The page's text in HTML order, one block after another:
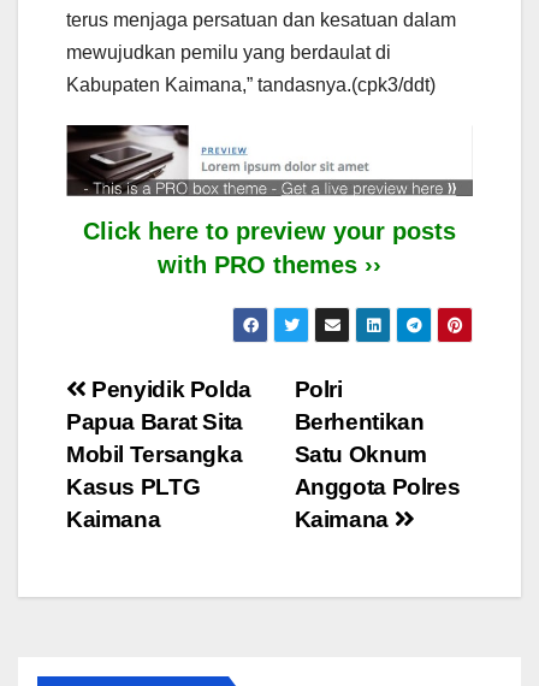
terus menjaga persatuan dan kesatuan dalam
mewujudkan pemilu yang berdaulat di
Kabupaten Kaimana,” tandasnya.(cpk3/ddt)
Click here to preview your posts
with PRO themes ››
Post
navigation
Polri
Berhentikan
Satu Oknum
Anggota Polres
Kaimana
Penyidik Polda
Papua Barat Sita
Mobil Tersangka
Kasus PLTG
Kaimana